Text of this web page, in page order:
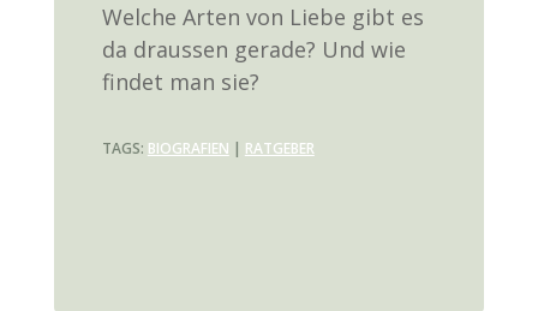
Welche Arten von Liebe gibt es
da draussen gerade? Und wie
findet man sie?
TAGS: BIOGRAFIEN | RATGEBER